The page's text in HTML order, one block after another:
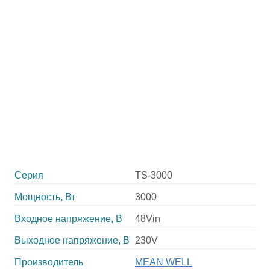
Серия TS-3000
Мощность, Вт 3000
Входное напряжение, В 48Vin
Выходное напряжение, В 230V
Производитель MEAN WELL